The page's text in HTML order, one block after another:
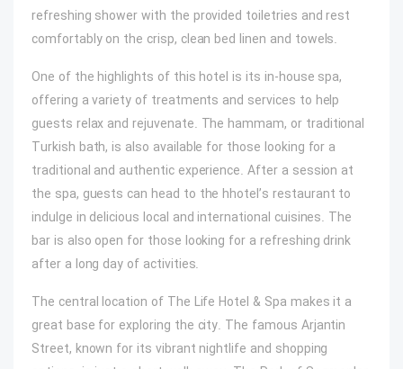
refreshing shower with the provided toiletries and rest
comfortably on the crisp, clean bed linen and towels.
One of the highlights of this hotel is its in-house spa,
offering a variety of treatments and services to help
guests relax and rejuvenate. The hammam, or traditional
Turkish bath, is also available for those looking for a
traditional and authentic experience. After a session at
the spa, guests can head to the hhotel’s restaurant to
indulge in delicious local and international cuisines. The
bar is also open for those looking for a refreshing drink
after a long day of activities.
The central location of The Life Hotel & Spa makes it a
great base for exploring the city. The famous Arjantin
Street, known for its vibrant nightlife and shopping